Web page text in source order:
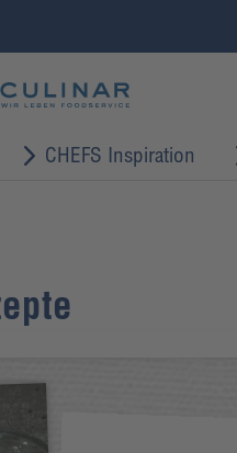
CHEFS Inspiration